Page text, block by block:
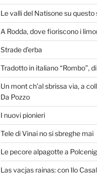
Le valli del Natisone su questo
A Rodda, dove fioriscono i
Strade d’erba
Tradotto in italiano “Rombo”,
Un mont ch’al sbrissa via, a
Da Pozzo
I nuovi pionieri
Tele di Vinai no si sbreghe mai
Le pecore alpagotte a
Las vacjas rainas: con Ilo